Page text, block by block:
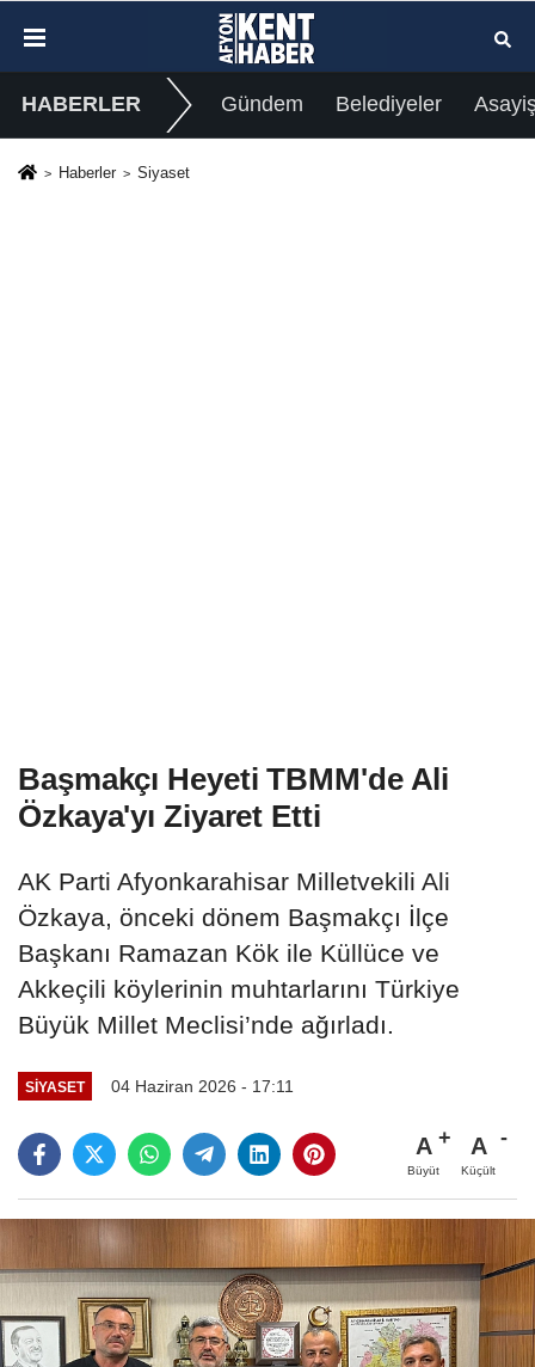
HABERLER Gündem Belediyeler
Haberler Siyaset
Başmakçı Heyeti TBMM'de Ali
Özkaya'yı Ziyaret Etti
AK Parti Afyonkarahisar Milletvekili Ali
Özkaya, önceki dönem Başmakçı İlçe
Başkanı Ramazan Kök ile Küllüce ve
Akkeçili köylerinin muhtarlarını Türkiye
Büyük Millet Meclisi’nde ağırladı.
SIYASET 04 Haziran 2026 - 17:11
A
Büyüt
A
Küçült